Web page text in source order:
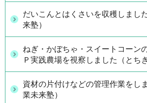
だいこんとはくさいを収穫しまし
来塾）
ねぎ・かぼちゃ・スイートコーン
Ｐ実践農場を視察しました（とち
資材の片付けなどの管理作業をし
業未来塾）